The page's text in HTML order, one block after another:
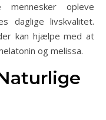
opleve
daglige livskvalitet.
kan hjælpe med at
og melissa.